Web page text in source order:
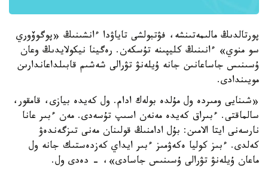
پورتالدىڭ مالىمەتىنشە، فۋتبولشى تاياۋدا ءانشىنىڭ «پوگوۆوري
سو منوي» ءانىنىڭ كليپىنە تۇسكەن. رەگينا نيكولايدىڭ وعان
ۇسىنىس جاساعانىن جانە ۇيلەنۋ تۋرالى شەشىم قابىلداعاندارىن
مويىندادى.
«شىنايى ومىردە ول مۇلدە بولەك ادام. ول كەيدە بيازى، قامقور،
سالماقتى. ءبىراق كەيدە مەنەن اسىپ تۇسەدى. مەن ءبىر عانا
نارسەنى ايتا الامىن: بۇل ادامنىڭ قولىنان مەنى تىزگەندەۋ
كەلدى. ءبىز كوليا ەكەۋمىز ءبىر ايداي كەزدەستىك جانە ول
ماعان ۇيلەنۋ تۋرالى ۇسىنىس جاسادى»، - دەدى ول.